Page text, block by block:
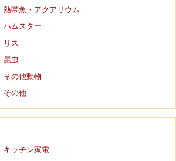
熱帯魚・アクアリウム
ハムスター
リス
昆虫
その他動物
その他
キッチン家電